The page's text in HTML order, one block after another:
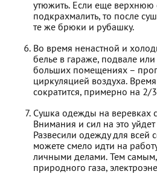
утюжить. Если еще верхнюю
подкрахмалить, то после
те же брюки и рубашку.
Во время ненастной и
белье в гараже, подвале
больших помещениях –
циркуляцией воздуха.
сократится, примерно на 2/
Сушка одежды на веревках
Внимания и сил на это
Развесили одежду для всей
можете смело идти на
личными делами. Тем
природного газа,